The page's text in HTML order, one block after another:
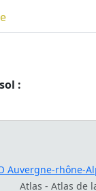
:
Auvergne-rhône-
Atlas - Atlas de